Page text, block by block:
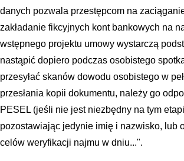
danych pozwala przestępcom na
zakładanie fikcyjnych kont bankowych na
wstępnego projektu umowy wystarczą
nastąpić dopiero podczas osobistego
przesyłać skanów dowodu osobistego w
przesłania kopii dokumentu, należy go
PESEL (jeśli nie jest niezbędny na tym
pozostawiając jedynie imię i nazwisko, lub
celów weryfikacji najmu w dniu...".